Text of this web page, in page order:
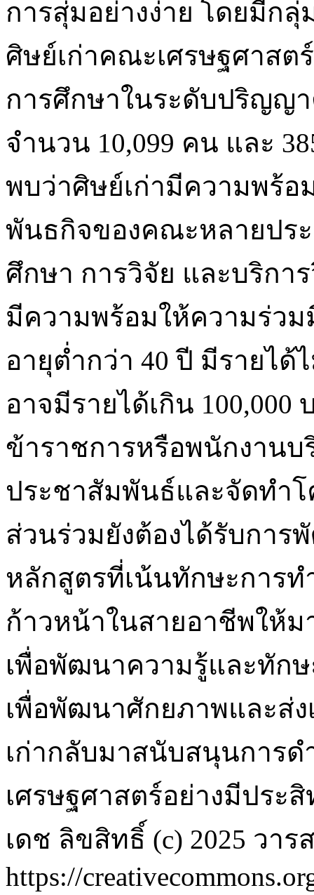
การสุ่มอย่างง่าย โดยมีก
ศิษย์เก่าคณะเศรษฐศาสต
การศึกษาในระดับปริญญา
จำนวน 10,099 คน และ
พบว่าศิษย์เก่ามีความพร้
พันธกิจของคณะหลายปร
ศึกษา การวิจัย และบริก
มีความพร้อมให้ความร่ว
อายุต่ำกว่า 40 ปี มีรายได้
อาจมีรายได้เกิน
ข้าราชการหรือพนักงานบ
ประชาสัมพันธ์และจัดทำโ
ส่วนร่วมยังต้องได้รับการ
หลักสูตรที่เน้นทักษะการ
ก้าวหน้าในสายอาชีพให้
เพื่อพัฒนาความรู้และทักษ
เพื่อพัฒนาศักยภาพและส่
เก่ากลับมาสนับสนุนการ
เศรษฐศาสตร์อย่างมีประ
เดช ลิขสิทธิ์ (c) 2025 วา
https://